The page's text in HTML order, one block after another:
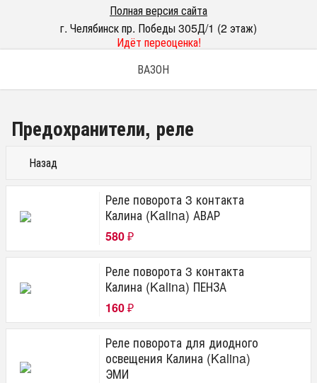
Полная версия сайта
г. Челябинск пр. Победы 305Д/1 (2 этаж)
Идёт переоценка!
ВАЗОН
Предохранители, реле
Назад
Реле поворота 3 контакта
Калина (Kalina) АВАР
580 ₽
Реле поворота 3 контакта
Калина (Kalina) ПЕНЗА
160 ₽
Реле поворота для диодного
освещения Калина (Kalina)
ЭМИ